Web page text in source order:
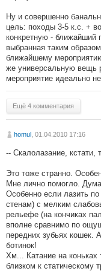
Ну и совершенно
цель: походы 3-5 к.с. +
конкретную - ближайший
выбранная таким
ближайшему
же универсальную вещь
мероприятие идеально
Ещё 4 комментария
homul , 01.04.2010 17:16
-- Скалолазание, кстати,
Это тоже странно.
Мне лично помогло.
Особенно если лазить
стенам) с мелким
рельефе (на кончиках
вполне сравнимо по
передних зубьях кошек.
ботинок!
Хм... Катание на коньках
близком к статическому